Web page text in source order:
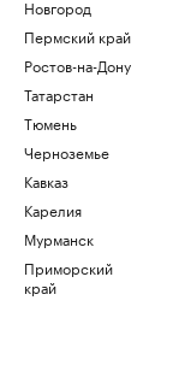
Новгород
Пермский край
Ростов-на-Дону
Татарстан
Тюмень
Черноземье
Кавказ
Карелия
Мурманск
Приморский
край